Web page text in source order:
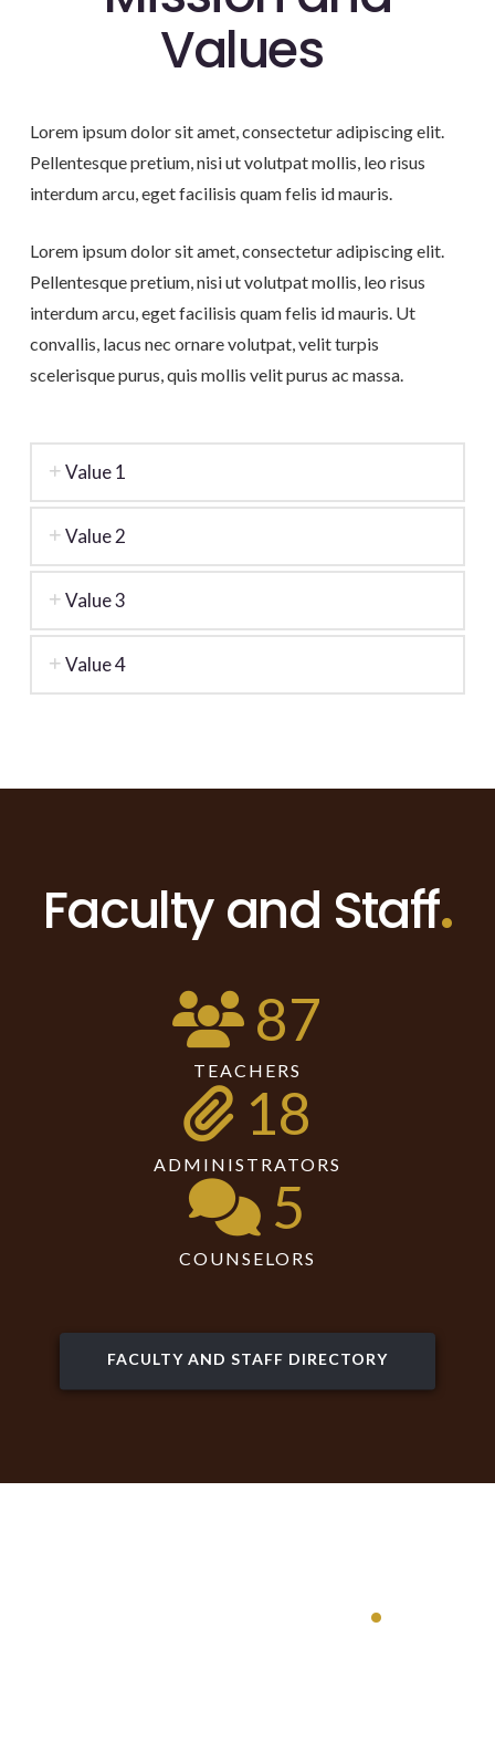
Values.
Lorem ipsum dolor sit amet, consectetur adipiscing elit.
Pellentesque pretium, nisi ut volutpat mollis, leo risus
interdum arcu, eget facilisis quam felis id mauris.
Lorem ipsum dolor sit amet, consectetur adipiscing elit.
Pellentesque pretium, nisi ut volutpat mollis, leo risus
interdum arcu, eget facilisis quam felis id mauris. Ut
convallis, lacus nec ornare volutpat, velit turpis
scelerisque purus, quis mollis velit purus ac massa.
Value 1
Value 2
Value 3
Value 4
Faculty and Staff.
87
TEACHERS
18
ADMINISTRATORS
5
COUNSELORS
FACULTY AND STAFF DIRECTORY
.